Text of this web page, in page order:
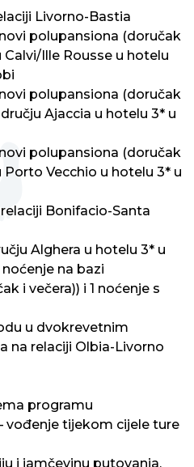
Livorno-Bastia
polupansiona (doručak
Calvi/Ille Rousse u hotelu
polupansiona (doručak
Ajaccia u hotelu 3* u
polupansiona (doručak
Porto Vecchio u hotelu 3* u
Bonifacio-Santa
Alghera u hotelu 3* u
na bazi
i večera)) i 1 noćenje s
u dvokrevetnim
na relaciji Olbia-Livorno
programu
vođenje tijekom cijele ture
i jamčevinu putovanja.